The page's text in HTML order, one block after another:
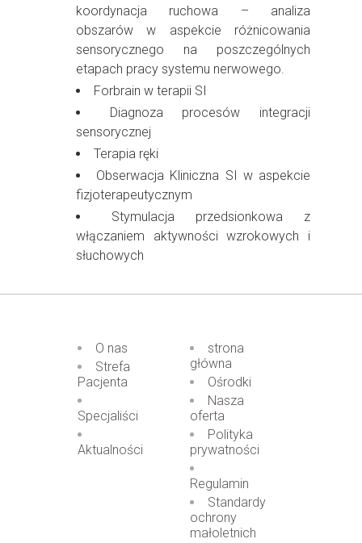
koordynacja ruchowa – analiza
obszarów w aspekcie różnicowania
sensorycznego na poszczególnych
etapach pracy systemu nerwowego.
Forbrain w terapii SI
Diagnoza procesów integracji
sensorycznej
Terapia ręki
Obserwacja Kliniczna SI w aspekcie
fizjoterapeutycznym
Stymulacja przedsionkowa z
włączaniem aktywności wzrokowych i
słuchowych
O nas
Strefa
Pacjenta
Specjaliści
Aktualności
strona
główna
Ośrodki
Nasza
oferta
Polityka
prywatności
Regulamin
Standardy
ochrony
małoletnich